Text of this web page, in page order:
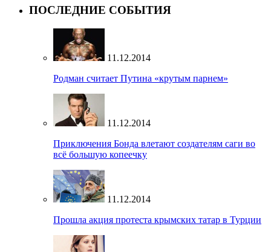
ПОСЛЕДНИЕ СОБЫТИЯ
11.12.2014
Родман считает Путина «крутым парнем»
11.12.2014
Приключения Бонда влетают создателям саги во
всё большую копеечку
11.12.2014
Прошла акция протеста крымских татар в Турции